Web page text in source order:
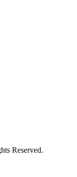
Reserved.